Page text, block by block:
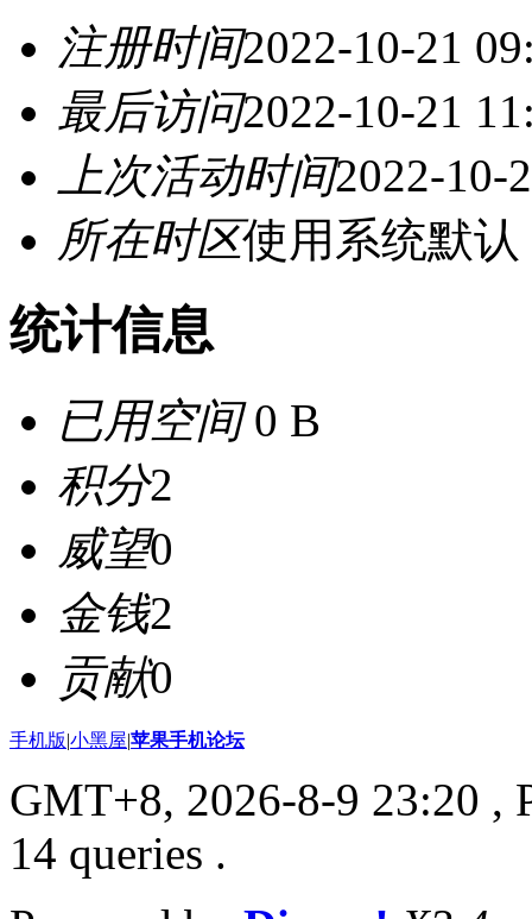
注册时间2022-10-21
最后访问2022-10-21
上次活动时间2022-10-
所在时区使用系统默认
统计信息
已用空间0 B
积分2
威望0
金钱2
贡献0
手机版|小黑屋|苹果手机论坛
GMT+8, 2026-8-9 23:20 ,
14 queries .